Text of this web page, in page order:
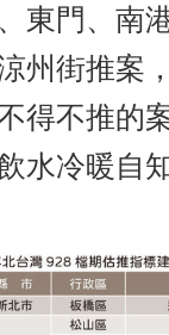
東門、南
州街推案
得不推的
水冷暖自知